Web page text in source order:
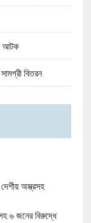
আটক
বিতরন
অস্ত্রসহ
৬ জনের বিরুদ্ধে